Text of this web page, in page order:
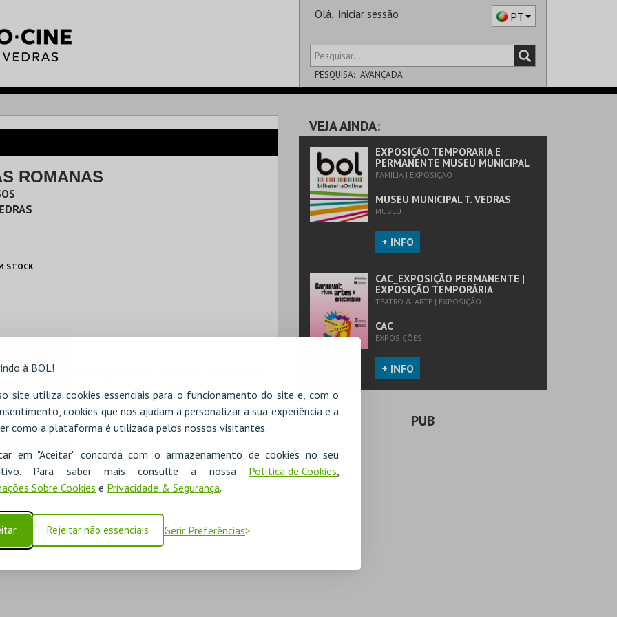
à BOL!
site utiliza cookies essenciais para o funcionamento do site e, com o
cookies que nos ajudam a personalizar a sua experiência e a
como a plataforma é utilizada pelos nossos visitantes.
em "Aceitar" concorda com o armazenamento de cookies no seu
Para saber mais consulte a nossa Política de Cookies,
Sobre Cookies e Privacidade & Segurança.
Rejeitar não essenciais Gerir Preferências
Olá, iniciar sessão PT
PESQUISA: AVANÇADA
SALA
ROMANAS
STOCK
Eurico Sepúlveda/V.Rafael cordeiro de Sousa
1993
VEJA AINDA:
EXPOSIÇÃO TEMPORARIA E
PERMANENTE MUSEU MUNICIPAL
FAMÍLIA | EXPOSIÇÃO
MUSEU MUNICIPAL T. VEDRAS
MUSEU
+ INFO
CAC_EXPOSIÇÃO PERMANENTE |
EXPOSIÇÃO TEMPORÁRIA
TEATRO & ARTE | EXPOSIÇÃO
CAC
EXPOSIÇÕES
+ INFO
PUB